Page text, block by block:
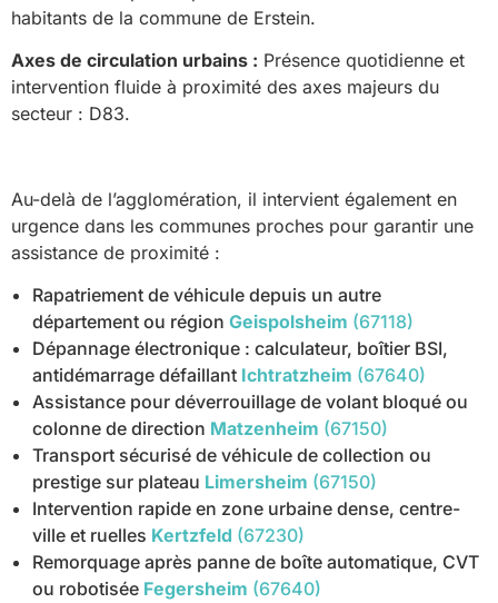
habitants de la commune de Erstein.
Axes de circulation urbains : Présence quotidienne et
intervention fluide à proximité des axes majeurs du
secteur : D83.
Au-delà de l’agglomération, il intervient également en
urgence dans les communes proches pour garantir une
assistance de proximité :
Rapatriement de véhicule depuis un autre
département ou région Geispolsheim (67118)
Dépannage électronique : calculateur, boîtier BSI,
antidémarrage défaillant Ichtratzheim (67640)
Assistance pour déverrouillage de volant bloqué ou
colonne de direction Matzenheim (67150)
Transport sécurisé de véhicule de collection ou
prestige sur plateau Limersheim (67150)
Intervention rapide en zone urbaine dense, centre-
ville et ruelles Kertzfeld (67230)
Remorquage après panne de boîte automatique, CVT
ou robotisée Fegersheim (67640)